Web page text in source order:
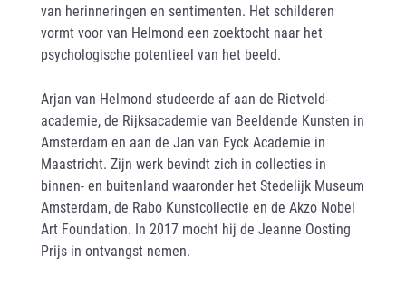
van herinneringen en sentimenten. Het schilderen
vormt voor van Helmond een zoektocht naar het
psychologische potentieel van het beeld.
Arjan van Helmond studeerde af aan de Rietveld-
academie, de Rijksacademie van Beeldende Kunsten in
Amsterdam en aan de Jan van Eyck Academie in
Maastricht. Zijn werk bevindt zich in collecties in
binnen- en buitenland waaronder het Stedelijk Museum
Amsterdam, de Rabo Kunstcollectie en de Akzo Nobel
Art Foundation. In 2017 mocht hij de Jeanne Oosting
Prijs in ontvangst nemen.